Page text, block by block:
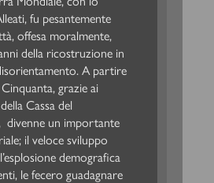
fu pesantemente
offesa moralmente,
della ricostruzione in
A partire
grazie ai
Cassa del
divenne un importante
il veloce sviluppo
demografica
le fecero guadagnare